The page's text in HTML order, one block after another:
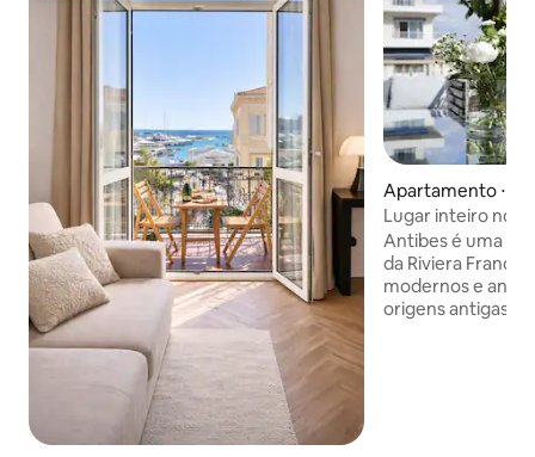
Apartamento ⋅
Lugar inteiro no
Antibes é uma
da Riviera
modernos e
origens antigas.